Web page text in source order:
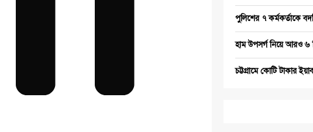
পুলিশের ৭ কর্মকর্তাকে
হাম উপসর্গ নিয়ে আরও ৬
চট্টগ্রামে কোটি টাকার